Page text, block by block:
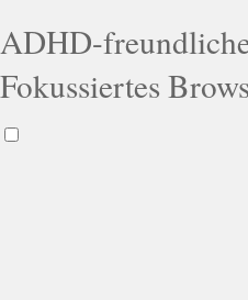
ADHD-
Fokussiertes